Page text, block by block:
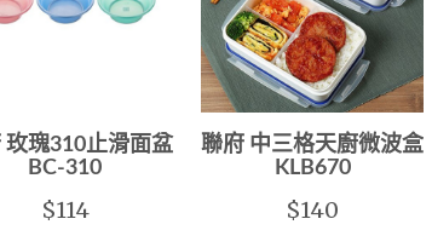
玫瑰310止滑面盆
BC-310
$114
聯府 中三格天廚微波盒
KLB670
$140